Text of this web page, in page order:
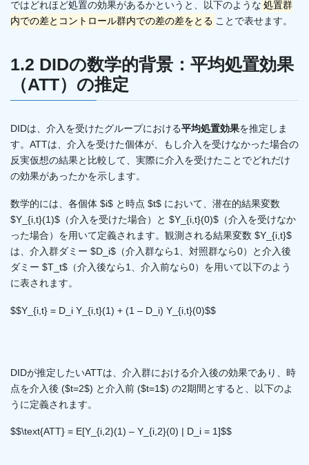
ではどれほど処置の効果があるかというと、以下のような 処置群
内での差とコントロール群内での差の差をとる ことで表せます。
1.2 DIDの数学的背景：平均処置効果
（ATT）の推定
DIDは、介入を受けたグループにおける平均処置効果を推定しま
す。ATTは、介入を受けた個体が、もし介入を受けなかった場合の
反実仮想の結果と比較して、実際に介入を受けたことでどれだけ
の効果があったかを示します。
数学的には、各個体 $i$ と時点 $t$ において、潜在的結果変数
$Y_{i,t}(1)$（介入を受けた場合）と $Y_{i,t}(0)$（介入を受けなか
った場合）を用いて定義されます。観測される結果変数 $Y_{i,t}$
は、介入群ダミー $D_i$（介入群なら1、対照群なら0）と介入後
ダミー $T_t$（介入後なら1、介入前なら0）を用いて以下のよう
に表されます。
$$Y_{i,t} = D_i Y_{i,t}(1) + (1 – D_i) Y_{i,t}(0)$$
DIDが推定したいATTは、介入群における介入後の効果であり、時
点を介入後 ($t=2$) と介入前 ($t=1$) の2期間とすると、以下のよ
うに定義されます。
$$\text{ATT} = E[Y_{i,2}(1) – Y_{i,2}(0) | D_i = 1]$$